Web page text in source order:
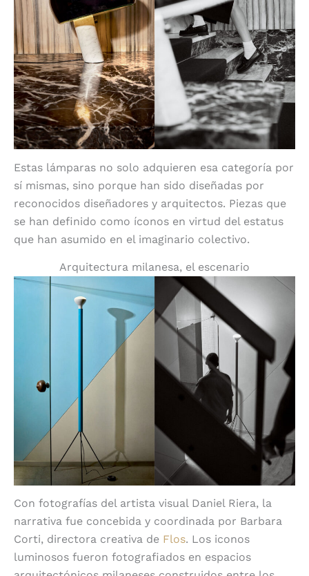
Estas lámparas no solo adquieren esa categoría por
sí mismas, sino porque han sido diseñadas por
reconocidos diseñadores y arquitectos. Piezas que
se han definido como íconos en virtud del estatus
que han asumido en el imaginario colectivo.
Arquitectura milanesa, el escenario
Con fotografías del artista visual Daniel Riera, la
narrativa fue concebida y coordinada por Barbara
Corti, directora creativa de Flos. Los iconos
luminosos fueron fotografiados en espacios